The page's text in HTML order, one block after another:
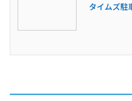
タイムズ駐